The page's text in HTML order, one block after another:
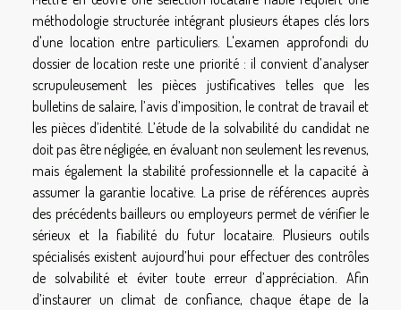
méthodologie structurée intégrant plusieurs étapes clés lors
d'une location entre particuliers. L'examen approfondi du
dossier de location reste une priorité : il convient d’analyser
scrupuleusement les pièces justificatives telles que les
bulletins de salaire, l’avis d’imposition, le contrat de travail et
les pièces d’identité. L’étude de la solvabilité du candidat ne
doit pas être négligée, en évaluant non seulement les revenus,
mais également la stabilité professionnelle et la capacité à
assumer la garantie locative. La prise de références auprès
des précédents bailleurs ou employeurs permet de vérifier le
sérieux et la fiabilité du futur locataire. Plusieurs outils
spécialisés existent aujourd’hui pour effectuer des contrôles
de solvabilité et éviter toute erreur d’appréciation. Afin
d’instaurer un climat de confiance, chaque étape de la